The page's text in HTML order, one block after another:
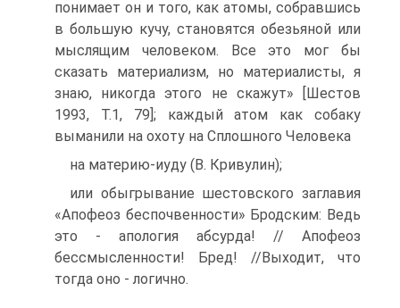
понимает он и того, как атомы, собравшись
в большую кучу, становятся обезьяной или
мыслящим человеком. Все это мог бы
сказать материализм, но материалисты, я
знаю, никогда этого не скажут» [Шестов
1993, Т.1, 79]; каждый атом как собаку
выманили на охоту на Сплошного Человека
на материю-иуду (В. Кривулин);
или обыгрывание шестовского заглавия
«Апофеоз беспочвенности» Бродским: Ведь
это - апология абсурда! // Апофеоз
бессмысленности! Бред! //Выходит, что
тогда оно - логично.